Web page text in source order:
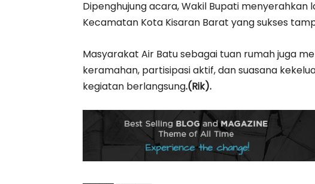
Dipenghujung acara, Wakil Bupati menyerahkan
Kecamatan Kota Kisaran Barat yang sukses
Masyarakat Air Batu sebagai tuan rumah juga
keramahan, partisipasi aktif, dan suasana
kegiatan berlangsung.(Rik).